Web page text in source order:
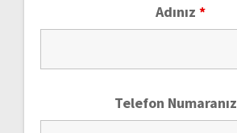
Adınız *
Telefon Numaranız